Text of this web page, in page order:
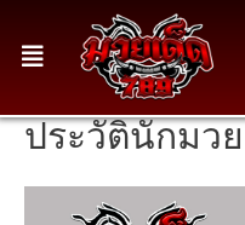
ประวัตินักมวย